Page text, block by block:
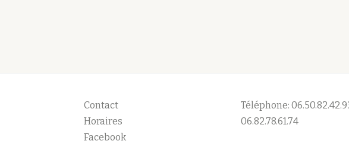
Contact
Horaires
Facebook
Téléphone:
06.82.78.61.74